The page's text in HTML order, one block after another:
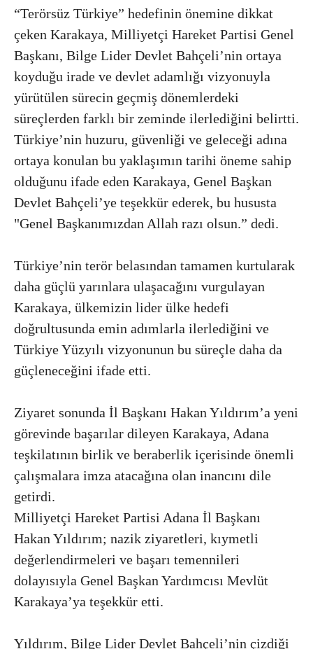
“Terörsüz Türkiye” hedefinin önemine dikkat
çeken Karakaya, Milliyetçi Hareket Partisi Genel
Başkanı, Bilge Lider Devlet Bahçeli’nin ortaya
koyduğu irade ve devlet adamlığı vizyonuyla
yürütülen sürecin geçmiş dönemlerdeki
süreçlerden farklı bir zeminde ilerlediğini belirtti.
Türkiye’nin huzuru, güvenliği ve geleceği adına
ortaya konulan bu yaklaşımın tarihi öneme sahip
olduğunu ifade eden Karakaya, Genel Başkan
Devlet Bahçeli’ye teşekkür ederek, bu hususta
"Genel Başkanımızdan Allah razı olsun.” dedi.
Türkiye’nin terör belasından tamamen kurtularak
daha güçlü yarınlara ulaşacağını vurgulayan
Karakaya, ülkemizin lider ülke hedefi
doğrultusunda emin adımlarla ilerlediğini ve
Türkiye Yüzyılı vizyonunun bu süreçle daha da
güçleneceğini ifade etti.
Ziyaret sonunda İl Başkanı Hakan Yıldırım’a yeni
görevinde başarılar dileyen Karakaya, Adana
teşkilatının birlik ve beraberlik içerisinde önemli
çalışmalara imza atacağına olan inancını dile
getirdi.
Milliyetçi Hareket Partisi Adana İl Başkanı
Hakan Yıldırım; nazik ziyaretleri, kıymetli
değerlendirmeleri ve başarı temennileri
dolayısıyla Genel Başkan Yardımcısı Mevlüt
Karakaya’ya teşekkür etti.
Yıldırım, Bilge Lider Devlet Bahçeli’nin çizdiği